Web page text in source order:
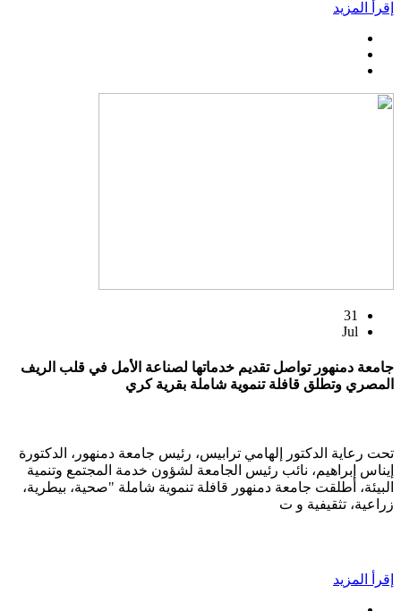
إقرأ المزيد
31
Jul
جامعة دمنهور تواصل تقديم خدماتها لصناعة الأمل في قلب الريف
المصري وتطلق قافلة تنموية شاملة بقرية كري
تحت رعاية الدكتور إلهامي ترابيس، رئيس جامعة دمنهور، الدكتورة
إيناس إبراهيم، نائب رئيس الجامعة لشؤون خدمة المجتمع وتنمية
البيئة، أطلقت جامعة دمنهور قافلة تنموية شاملة "صحية، بيطرية،
زراعية، تثقيفية و ت
إقرأ المزيد